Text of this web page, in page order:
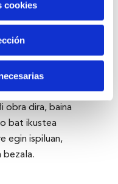
cookies
hauek ere badira:
emazte Petra,
dituen
interprete
bi ikuspegi
obra dira, baina
bat ikustea
egin ispiluan,
bezala.